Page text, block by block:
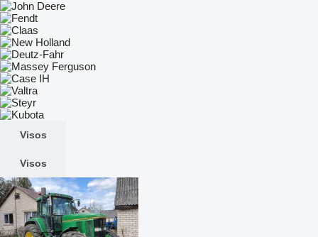
Visos
Visos